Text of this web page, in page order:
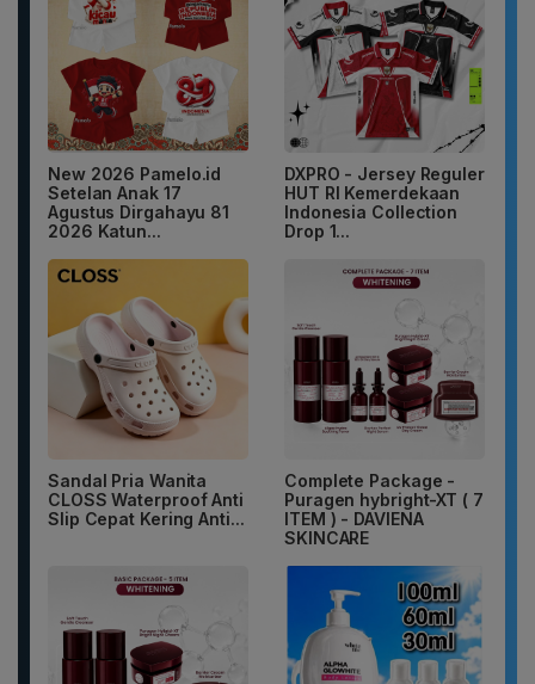
New 2026 Pamelo.id
Setelan Anak 17
Agustus Dirgahayu 81
2026 Katun...
DXPRO - Jersey Reguler
HUT RI Kemerdekaan
Indonesia Collection
Drop 1...
Sandal Pria Wanita
CLOSS Waterproof Anti
Slip Cepat Kering Anti...
Complete Package -
Puragen hybright-XT ( 7
ITEM ) - DAVIENA
SKINCARE